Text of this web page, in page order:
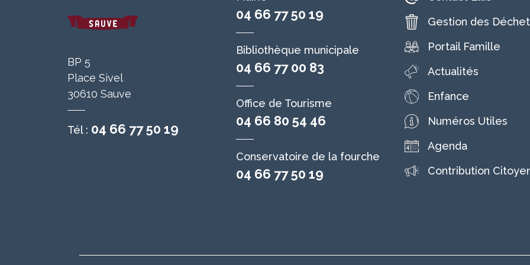
BP 5
Place Sivel
30610 Sauve
Tél : 04 66 77 50 19
04 66 77 50 19
Bibliothèque municipale
04 66 77 00 83
Office de Tourisme
04 66 80 54 46
Conservatoire de la fourche
04 66 77 50 19
Gestion des
Portail Famille
Actualités
Enfance
Numéros Utiles
Agenda
Contribution